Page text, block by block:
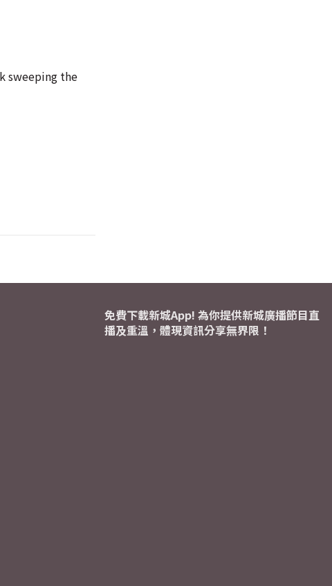
sweeping the
免費下載新城App! 為你提供新城廣播節目直
播及重溫，體現資訊分享無界限！